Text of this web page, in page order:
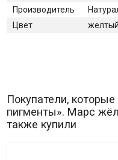
Производитель
Цвет
желтый
Покупатели,
пигменты». Марс
также купили